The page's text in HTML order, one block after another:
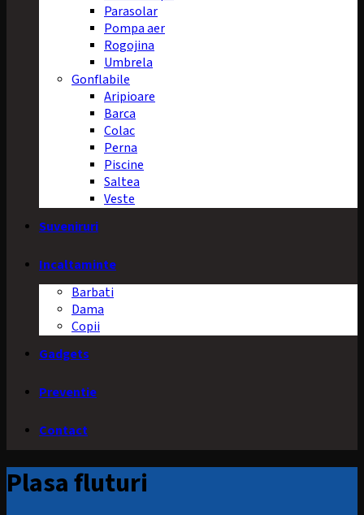
Parasolar
Pompa aer
Rogojina
Umbrela
Gonflabile
Aripioare
Barca
Colac
Perna
Piscine
Saltea
Veste
Suveniruri
Incaltaminte
Barbati
Dama
Copii
Gadgets
Preventie
Contact
Plasa fluturi